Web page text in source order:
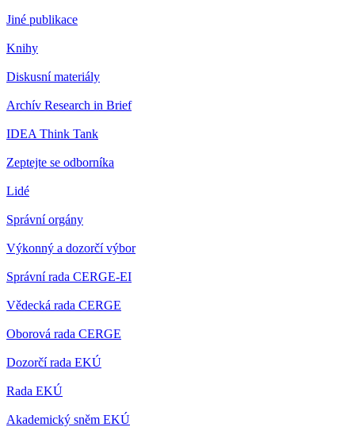
Jiné publikace
Knihy
Diskusní materiály
Archív Research in Brief
IDEA Think Tank
Zeptejte se odborníka
Lidé
Správní orgány
Výkonný a dozorčí výbor
Správní rada CERGE-EI
Vědecká rada CERGE
Oborová rada CERGE
Dozorčí rada EKÚ
Rada EKÚ
Akademický sněm EKÚ